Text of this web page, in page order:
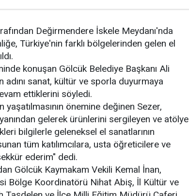
Değirmendere İskele Meydanı'nda
Türkiye'nin farklı bölgelerinden gelen el
konuşan Gölcük Belediye Başkanı Ali
adını sanat, kültür ve sporla duyurmaya
ettiklerini söyledi.
yaşatılmasının önemine değinen Sezer,
gelerek ürünlerini sergileyen ve atölye
bilgilerle geleneksel el sanatlarının
tüm katılımcılara, usta öğreticilere ve
ederim" dedi.
Gölcük Kaymakam Vekili Kemal İnan,
Bölge Koordinatörü Nihat Abiş, İl Kültür ve